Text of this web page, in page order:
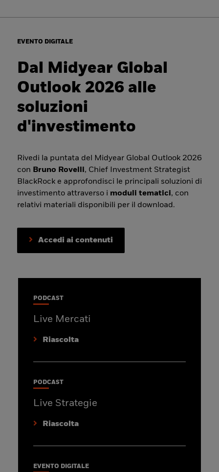
EVENTO DIGITALE
Dal Midyear Global
Outlook 2026 alle
soluzioni
d'investimento
Rivedi la puntata del Midyear Global Outlook 2026
con Bruno Rovelli, Chief Investment Strategist
BlackRock e approfondisci le principali soluzioni di
investimento attraverso i moduli tematici, con
relativi materiali disponibili per il download.
Accedi ai contenuti
PODCAST
Live Mercati
Riascolta
PODCAST
Live Strategie
Riascolta
EVENTO DIGITALE